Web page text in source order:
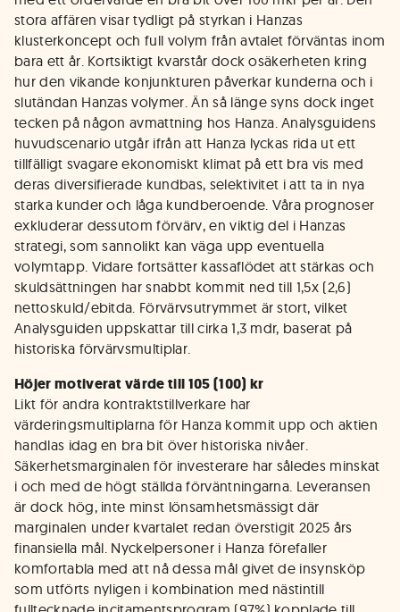
stora affären visar tydligt på styrkan i Hanzas
klusterkoncept och full volym från avtalet förväntas inom
bara ett år. Kortsiktigt kvarstår dock osäkerheten kring
hur den vikande konjunkturen påverkar kunderna och i
slutändan Hanzas volymer. Än så länge syns dock inget
tecken på någon avmattning hos Hanza. Analysguidens
huvudscenario utgår ifrån att Hanza lyckas rida ut ett
tillfälligt svagare ekonomiskt klimat på ett bra vis med
deras diversifierade kundbas, selektivitet i att ta in nya
starka kunder och låga kundberoende. Våra prognoser
exkluderar dessutom förvärv, en viktig del i Hanzas
strategi, som sannolikt kan väga upp eventuella
volymtapp. Vidare fortsätter kassaflödet att stärkas och
skuldsättningen har snabbt kommit ned till 1,5x (2,6)
nettoskuld/ebitda. Förvärvsutrymmet är stort, vilket
Analysguiden uppskattar till cirka 1,3 mdr, baserat på
historiska förvärvsmultiplar.
Höjer motiverat värde till 105 (100) kr
Likt för andra kontraktstillverkare har
värderingsmultiplarna för Hanza kommit upp och aktien
handlas idag en bra bit över historiska nivåer.
Säkerhetsmarginalen för investerare har således minskat
i och med de högt ställda förväntningarna. Leveransen
är dock hög, inte minst lönsamhetsmässigt där
marginalen under kvartalet redan överstigit 2025 års
finansiella mål. Nyckelpersoner i Hanza förefaller
komfortabla med att nå dessa mål givet de insynsköp
som utförts nyligen i kombination med nästintill